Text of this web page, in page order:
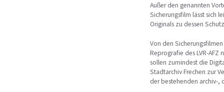
Außer den genannten
Sicherungsfilm lässt sich
Originals zu dessen
Von den
Reprografie des LVR-
sollen zumindest die
Stadtarchiv Frechen zur
der bestehenden archiv-,